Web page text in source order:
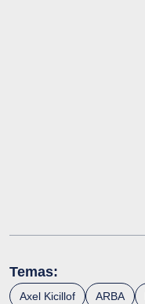
Temas:
Axel Kicillof ARBA